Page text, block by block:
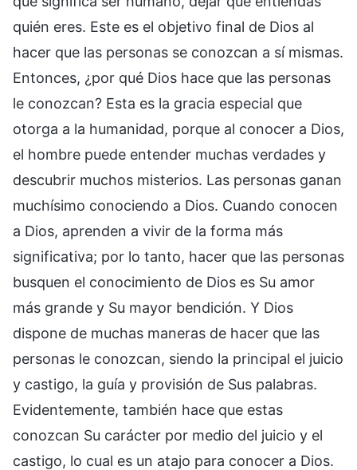
quién eres. Este es el objetivo final de Dios al
hacer que las personas se conozcan a sí mismas.
Entonces, ¿por qué Dios hace que las personas
le conozcan? Esta es la gracia especial que
otorga a la humanidad, porque al conocer a Dios,
el hombre puede entender muchas verdades y
descubrir muchos misterios. Las personas ganan
muchísimo conociendo a Dios. Cuando conocen
a Dios, aprenden a vivir de la forma más
significativa; por lo tanto, hacer que las personas
busquen el conocimiento de Dios es Su amor
más grande y Su mayor bendición. Y Dios
dispone de muchas maneras de hacer que las
personas le conozcan, siendo la principal el juicio
y castigo, la guía y provisión de Sus palabras.
Evidentemente, también hace que estas
conozcan Su carácter por medio del juicio y el
castigo, lo cual es un atajo para conocer a Dios.